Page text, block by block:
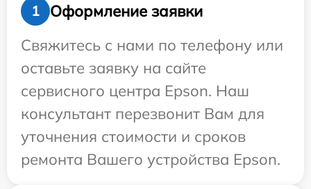
1
Оформление заявки
Свяжитесь с нами по телефону или
оставьте заявку на сайте
сервисного центра Epson. Наш
консультант перезвонит Вам для
уточнения стоимости и сроков
ремонта Вашего устройства Epson.